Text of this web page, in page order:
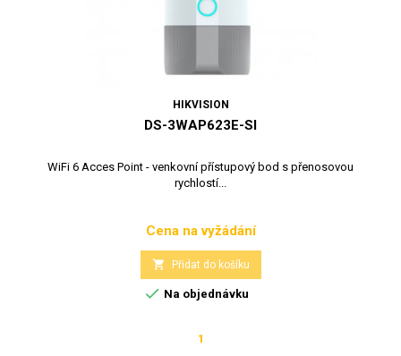
HIKVISION
DS-3WAP623E-SI
WiFi 6 Acces Point - venkovní přístupový bod s přenosovou
rychlostí...
Cena
Cena na vyžádání
 Přidat do košíku
 Na objednávku
1